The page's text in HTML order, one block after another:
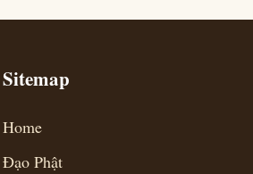
Sitemap
Home
Đạo Phật